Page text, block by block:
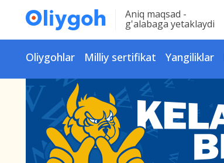
Aniq maqsad -
g'alabaga yetaklaydi
Oliygohlar Milliy sertifikat Yangiliklar